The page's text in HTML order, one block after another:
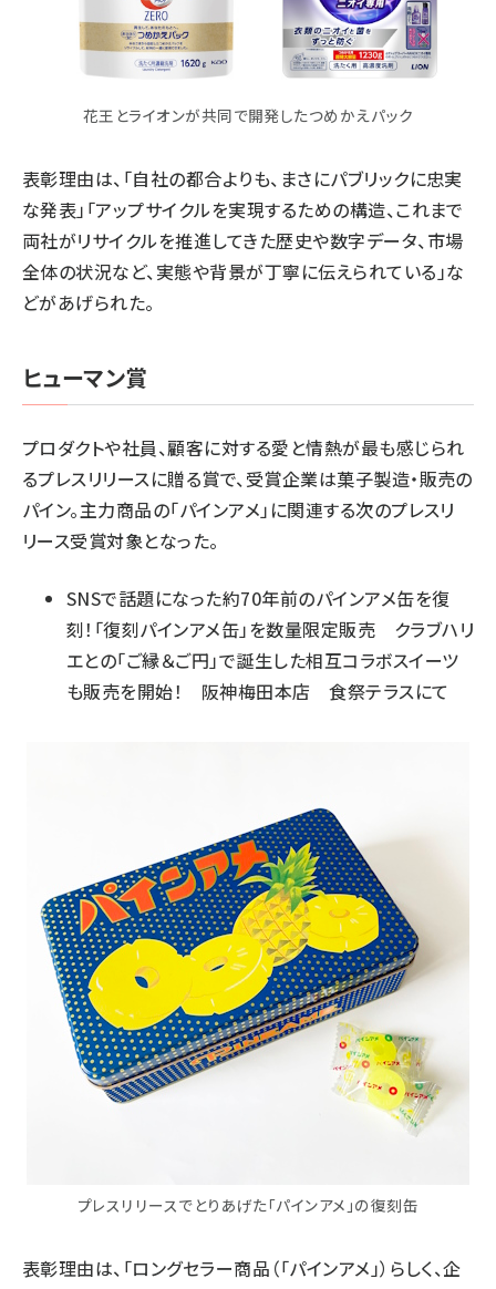
花王とライオンが共同で開発したつめかえパック
表彰理由は、「自社の都合よりも、まさにパブリックに忠実
な発表」「アップサイクルを実現するための構造、これまで
両社がリサイクルを推進してきた歴史や数字データ、市場
全体の状況など、実態や背景が丁寧に伝えられている」な
どがあげられた。
ヒューマン賞
プロダクトや社員、顧客に対する愛と情熱が最も感じられ
るプレスリリースに贈る賞で、受賞企業は菓子製造・販売の
パイン。主力商品の「パインアメ」に関連する次のプレスリ
リース受賞対象となった。
SNSで話題になった約70年前のパインアメ缶を復
刻！「復刻パインアメ缶」を数量限定販売 クラブハリ
エとの「ご縁＆ご円」で誕生した相互コラボスイーツ
も販売を開始！ 阪神梅田本店 食祭テラスにて
プレスリリースでとりあげた「パインアメ」の復刻缶
表彰理由は、「ロングセラー商品（「パインアメ」）らしく、企